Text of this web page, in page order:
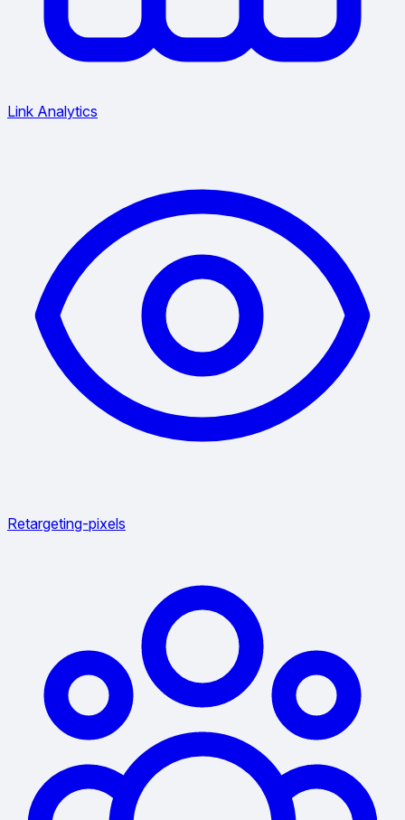
Link Analytics
Retargeting-pixels